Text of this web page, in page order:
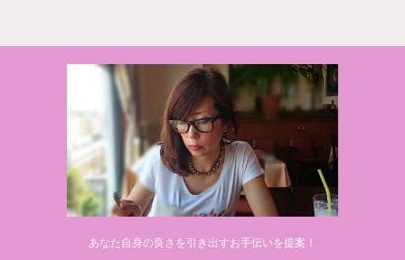
あなた自身の良さを引き出すお手伝いを提案！
AFFINGER5